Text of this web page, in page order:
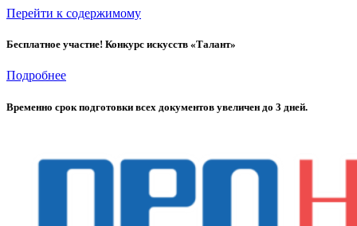
Перейти к содержимому
Бесплатное участие! Конкурс искусств «Талант»
Подробнее
Временно cрок подготовки всех документов увеличен до 3 дней.